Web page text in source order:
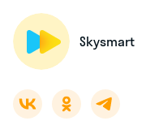
Skysmart